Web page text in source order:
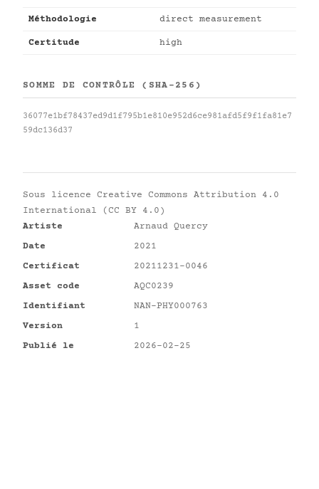
Méthodologie direct measurement
Certitude high
SOMME DE CONTRÔLE (SHA-256)
36077e1bf78437ed9d1f795b1e810e952d6ce981afd5f9f1fa81e7
59dc136d37
Sous licence Creative Commons Attribution 4.0
International (CC BY 4.0)
Artiste
Arnaud Quercy
Date
2021
Certificat
20211231-0046
Asset code
AQC0239
Identifiant
NAN-PHY000763
Version
1
Publié le
2026-02-25